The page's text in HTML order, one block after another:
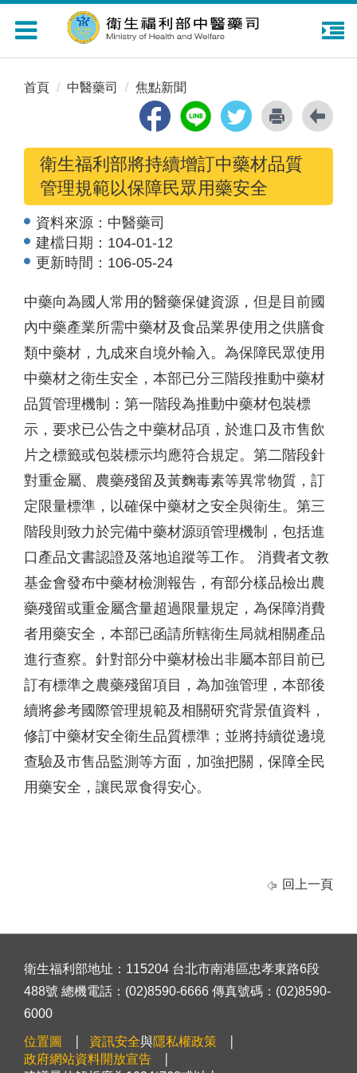
Toggle
navigation
首頁 中醫藥司 焦點新聞
衛生福利部將持續增訂中藥材品質
管理規範以保障民眾用藥安全
資料來源： 中醫藥司
建檔日期： 104-01-12
更新時間： 106-05-24
中藥向為國人常用的醫藥保健資源，但是目前國
內中藥產業所需中藥材及食品業界使用之供膳食
類中藥材，九成來自境外輸入。為保障民眾使用
中藥材之衛生安全，本部已分三階段推動中藥材
品質管理機制：第一階段為推動中藥材包裝標
示，要求已公告之中藥材品項，於進口及市售飲
片之標籤或包裝標示均應符合規定。第二階段針
對重金屬、農藥殘留及黃麴毒素等異常物質，訂
定限量標準，以確保中藥材之安全與衛生。第三
階段則致力於完備中藥材源頭管理機制，包括進
口產品文書認證及落地追蹤等工作。 消費者文教
基金會發布中藥材檢測報告，有部分樣品檢出農
藥殘留或重金屬含量超過限量規定，為保障消費
者用藥安全，本部已函請所轄衛生局就相關產品
進行查察。針對部分中藥材檢出非屬本部目前已
訂有標準之農藥殘留項目，為加強管理，本部後
續將參考國際管理規範及相關研究背景值資料，
修訂中藥材安全衛生品質標準；並將持續從邊境
查驗及市售品監測等方面，加強把關，保障全民
用藥安全，讓民眾食得安心。
回上一頁
衛生福利部地址：115204 台北市南港區忠孝東路6段
488號 總機電話：(02)8590-6666 傳真號碼：(02)8590-
6000
位置圖 資訊安全與隱私權政策
政府網站資料開放宣告